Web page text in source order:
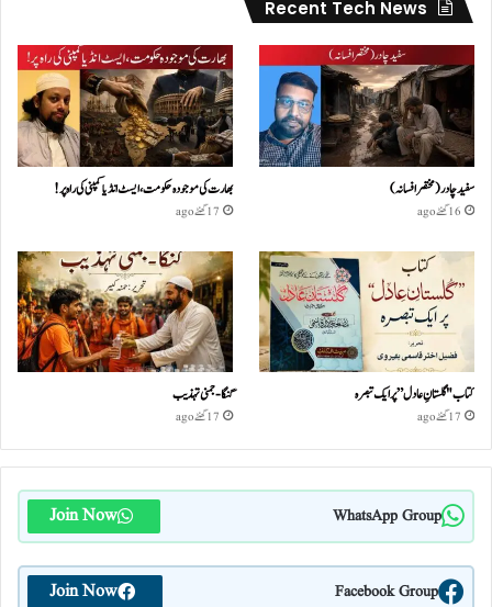
Recent Tech News
سفید چادر( مختصر افسانہ)
16 گھنٹے ago
بھارت کی موجودہ حکومت،ایسٹ انڈیا کمپنی کی راہ پر!
17 گھنٹے ago
کتاب "گلستانِ عادل” پر ایک تبصرہ
17 گھنٹے ago
گنگا-جمنی تہذیب
17 گھنٹے ago
WhatsApp Group
Join Now
Facebook Group
Join Now